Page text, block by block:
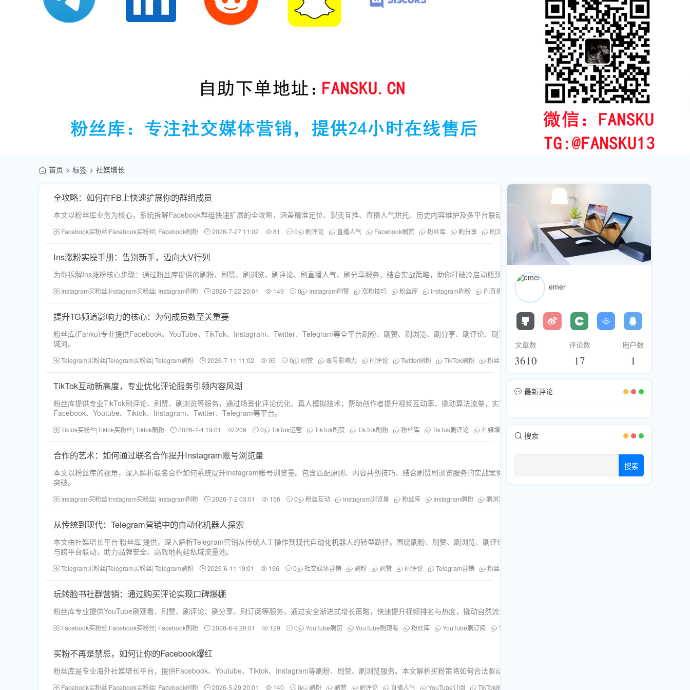
首页 标签 社媒增长
全攻略：如何在FB上快速扩展你的群组成员
本文以粉丝库业务为核心，系统拆解Facebook群组快速扩展的全攻略，涵盖精准定位、裂变互推、直播人气烘托、历史内容维护及多平台联动等实战技巧，帮助运营者低风险突破群组增长瓶颈。
Facebook买粉丝|Facebook买粉丝| Facebook刷粉 2026-7-27 11:02 81 0 刷评论 直播人气 Facebook刷赞 粉丝库 刷分享 刷浏览 FB刷粉 社媒增长 Facebook群组扩展
Ins涨粉实操手册：告别新手，迈向大V行列
为你拆解Ins涨粉核心步骤：通过粉丝库提供的刷粉、刷赞、刷浏览、刷评论、刷直播人气、刷分享服务，结合实战策略，助你打破冷启动瓶颈，7天实现粉丝爆发增长。告别新手期，直接步入大V行列。
Instagram买粉丝|Instagram买粉丝| Instagram刷粉 2026-7-22 20:01 149 0 Instagram刷赞 涨粉技巧 粉丝库 Instagram刷粉 刷直播人气 社媒增长 刷浏览服务
提升TG频道影响力的核心：为何成员数至关重要
粉丝库(Fanku)专业提供Facebook、YouTube、TikTok、Instagram、Twitter、Telegram等全平台刷粉、刷赞、刷浏览、刷分享、刷评论、刷直播人气服务。深度解析粉丝数如何影响算法推荐、信任背
城河。
Telegram买粉丝|Telegram买粉丝| Telegram刷粉 2026-7-11 11:02 95 0 刷赞 账号影响力 刷评论 Twitter刷粉 TikTok刷粉 粉丝库 Facebook刷粉 Instagram刷粉 刷直播人气
TikTok互动新高度，专业优化评论服务引领内容风潮
粉丝库提供专业TikTok刷评论、刷赞、刷浏览等服务，通过场景化评论优化、真人模拟技术，帮助创作者提升视频互动率，撬动算法流量，实现账号快速增长。覆盖
Facebook、Youtube、Tiktok、Instagram、Twitter、Telegram等平台。
Tiktok买粉丝|Tiktok买粉丝| Tiktok刷粉 2026-7-4 19:01 209 0 TikTok运营 TikTok刷赞 TikTok刷粉 粉丝库 TikTok刷评论 社媒增长
合作的艺术：如何通过联名合作提升Instagram账号浏览量
本文以粉丝库的视角，深入解析联名合作如何系统提升Instagram账号浏览量。包含匹配原则、内容共创技巧、结合刷赞刷浏览服务的实战案例与防坑指南，帮助账号实现流量高效
突破。
Instagram买粉丝|Instagram买粉丝| Instagram刷粉 2026-7-2 03:01 156 0 粉丝互动 Instagram浏览量 粉丝库 Instagram刷粉 刷浏览
从传统到现代：Telegram营销中的自动化机器人探索
本文由社媒增长平台‘粉丝库’提供，深入解析Telegram营销从传统人工操作到现代自动化机器人的转型路径。围绕刷粉、刷赞、刷浏览、刷评论、刷直播人气等核心业务，探讨如何利用智能机器人实现
与跨平台联动，助力品牌安全、高效地构建私域流量池。
Telegram买粉丝|Telegram买粉丝| Telegram刷粉 2026-6-11 19:01 196 0 社交媒体营销 刷粉 刷赞 刷评论 Telegram营销 粉丝库
玩转脸书社群营销：通过购买评论实现口碑爆棚
粉丝库专业提供YouTube刷观看、刷赞、刷评论、刷分享、刷订阅等服务，通过安全渐进式增长策略，快速提升视频排名与热度，撬动自然流量，实现频道口碑爆棚。
Facebook买粉丝|Facebook买粉丝| Facebook刷粉 2026-6-9 20:01 129 0 YouTube刷赞 YouTube刷观看 粉丝库 YouTube刷订阅 YouTube刷评论
买粉不再是禁忌，如何让你的Facebook爆红
粉丝库是专业海外社媒增长平台，提供Facebook、Youtube、Tiktok、Instagram等刷粉、刷赞、刷浏览服务。本文解析买粉策略如何合法驱动账号爆红，包含实操指南与安全规则。
Facebook买粉丝|Facebook买粉丝| Facebook刷粉 2026-5-29 20:01 140 0 刷粉 刷赞 刷评论 直播人气 YouTube订阅 TikTok刷粉
emer
文章数
3610
评论数
17
用户数
1
最新评论
搜索
搜索